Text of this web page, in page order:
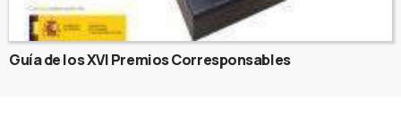
Guía de los XVI Premios Corresponsables